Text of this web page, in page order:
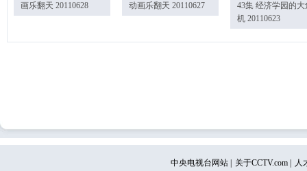
画乐翻天 20110628
动画乐翻天 20110627
43集 经济学园的大
机 20110623
中央电视台网站 关于CCTV.com 人